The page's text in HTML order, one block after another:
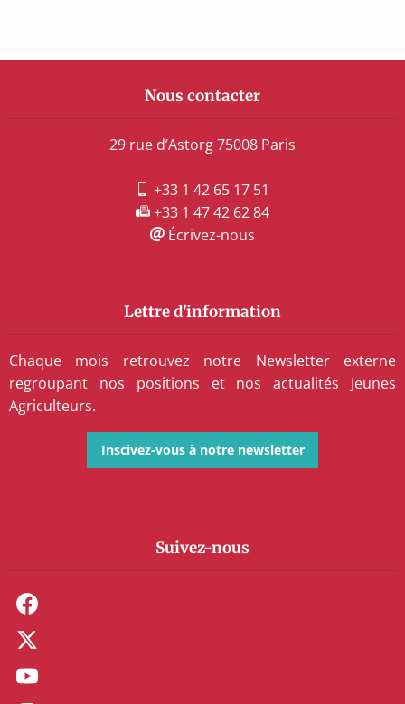
Nous contacter
29 rue d’Astorg 75008 Paris
+33 1 42 65 17 51
+33 1 47 42 62 84
Écrivez-nous
Lettre d'information
Chaque mois retrouvez notre Newsletter externe
regroupant nos positions et nos actualités Jeunes
Agriculteurs.
Inscivez-vous à notre newsletter
Suivez-nous